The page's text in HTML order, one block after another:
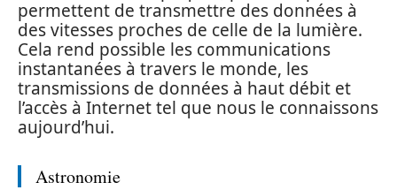
permettent de transmettre des données à
des vitesses proches de celle de la lumière.
Cela rend possible les communications
instantanées à travers le monde, les
transmissions de données à haut débit et
l’accès à Internet tel que nous le connaissons
aujourd’hui.
Astronomie